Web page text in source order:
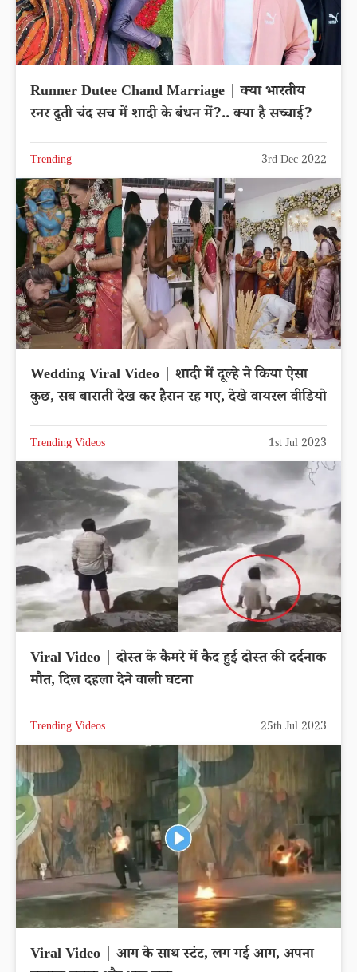
Runner Dutee Chand Marriage | क्या भारतीय
रनर दुती चंद सच में शादी के बंधन में?.. क्या है सच्चाई?
Trending 3rd Dec 2022
Wedding Viral Video | शादी में दूल्हे ने किया ऐसा
कुछ, सब बाराती देख कर हैरान रह गए, देखे वायरल वीडियो
Trending Videos 1st Jul 2023
Viral Video | दोस्त के कैमरे में कैद हुई दोस्त की दर्दनाक
मौत, दिल दहला देने वाली घटना
Trending Videos 25th Jul 2023
Viral Video | आग के साथ स्टंट, लग गई आग, अपना